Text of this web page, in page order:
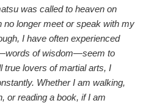
was called to heaven on
no longer meet or speak with my
I have often experienced
of wisdom—seem to
true lovers of martial arts, I
Whether I am walking,
or reading a book, if I am